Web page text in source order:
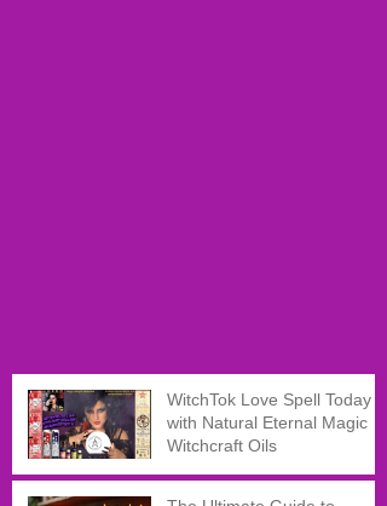
WitchTok Love Spell Today
with Natural Eternal Magic
Witchcraft Oils